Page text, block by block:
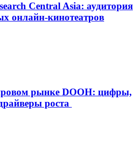
Central Asia: аудитория
онлайн-кинотеатров
рынке DOOH: цифры,
роста